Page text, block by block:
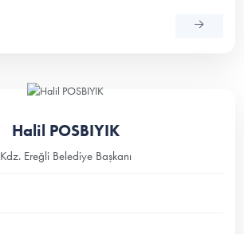
Halil POSBIYIK
Kdz. Ereğli Belediye Başkanı